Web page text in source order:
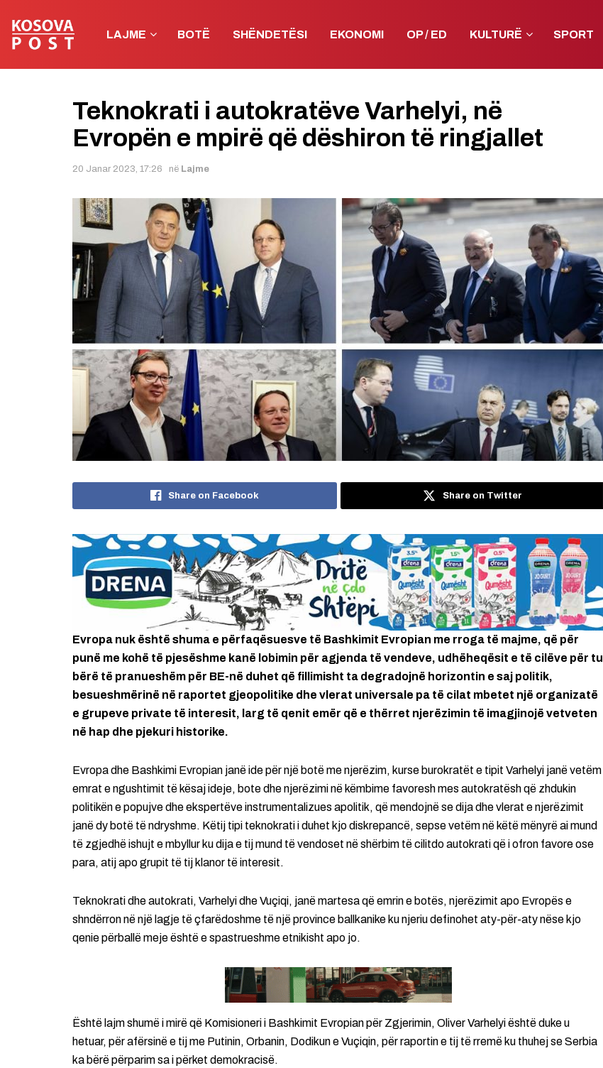
LAJME BOTË SHËNDETËSI EKONOMI OP / ED KULTURË SPORT
Teknokrati i autokratëve Varhelyi, në
Evropën e mpirë që dëshiron të ringjallet
20 Janar 2023, 17:26 në Lajme
Share on Facebook Share on Twitter
Evropa nuk është shuma e përfaqësuesve të Bashkimit Evropian me rroga të majme, që për
punë me kohë të pjesëshme kanë lobimin për agjenda të vendeve, udhëheqësit e të cilëve për tu
bërë të pranueshëm për BE-në duhet që fillimisht ta degradojnë horizontin e saj politik,
besueshmërinë në raportet gjeopolitike dhe vlerat universale pa të cilat mbetet një organizatë
e grupeve private të interesit, larg të qenit emër që e thërret njerëzimin të imagjinojë vetveten
në hap dhe pjekuri historike.
Evropa dhe Bashkimi Evropian janë ide për një botë me njerëzim, kurse burokratët e tipit Varhelyi janë vetëm
emrat e ngushtimit të kësaj ideje, bote dhe njerëzimi në këmbime favoresh mes autokratësh që zhdukin
politikën e popujve dhe ekspertëve instrumentalizues apolitik, që mendojnë se dija dhe vlerat e njerëzimit
janë dy botë të ndryshme. Këtij tipi teknokrati i duhet kjo diskrepancë, sepse vetëm në këtë mënyrë ai mund
të zgjedhë ishujt e mbyllur ku dija e tij mund të vendoset në shërbim të cilitdo autokrati që i ofron favore ose
para, atij apo grupit të tij klanor të interesit.
Teknokrati dhe autokrati, Varhelyi dhe Vuçiqi, janë martesa që emrin e botës, njerëzimit apo Evropës e
shndërron në një lagje të çfarëdoshme të një province ballkanike ku njeriu definohet aty-për-aty nëse kjo
qenie përballë meje është e spastrueshme etnikisht apo jo.
Është lajm shumë i mirë që Komisioneri i Bashkimit Evropian për Zgjerimin, Oliver Varhelyi është duke u
hetuar, për afërsinë e tij me Putinin, Orbanin, Dodikun e Vuçiqin, për raportin e tij të rremë ku thuhej se Serbia
ka bërë përparim sa i përket demokracisë.